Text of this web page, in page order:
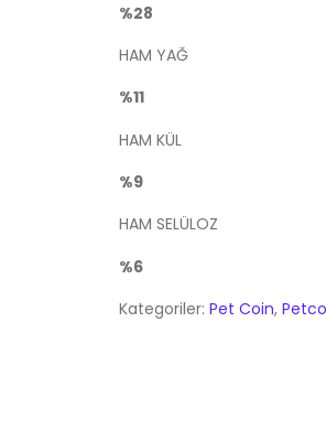
%28
HAM YAĞ
%11
HAM KÜL
%9
HAM SELÜLOZ
%6
Kategoriler: Pet Coin,